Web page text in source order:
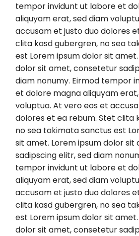
tempor invidunt ut labore et
aliquyam erat, sed diam
accusam et justo duo dolores
clita kasd gubergren, no sea
est Lorem ipsum dolor sit
dolor sit amet, consetetur
diam nonumy. Eirmod tempor
et dolore magna aliquyam
voluptua. At vero eos et
dolores et ea rebum. Stet clita
no sea takimata sanctus est
sit amet. Lorem ipsum dolor
sadipscing elitr, sed diam
tempor invidunt ut labore et
aliquyam erat, sed diam
accusam et justo duo dolores
clita kasd gubergren, no sea
est Lorem ipsum dolor sit
dolor sit amet, consetetur